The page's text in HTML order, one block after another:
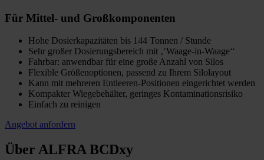
Für Mittel- und Großkomponenten
Hohe Dosierkapazitäten bis 144 Tonnen / Stunde
Sehr großer Dosierungsbereich mit ‚‘Waage-in-Waage‘‘
Fahrbar: anwendbar für eine große Anzahl von Silos
Flexible Größenoptionen, passend zu Ihrem Silolayout
Kann mit mehreren Entleeren-Positionen eingerichtet werden
Kompakter Wiegebehälter, geringes Kontaminationsrisiko
Einfach zu reinigen
Angebot anfordern
Über ALFRA BCDxy